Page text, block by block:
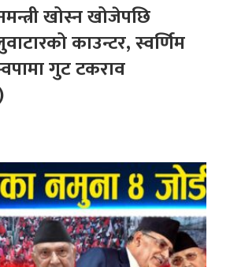
खोस्न खोजेपछि
काउन्टर, स्वर्णिम
गुट टकराव